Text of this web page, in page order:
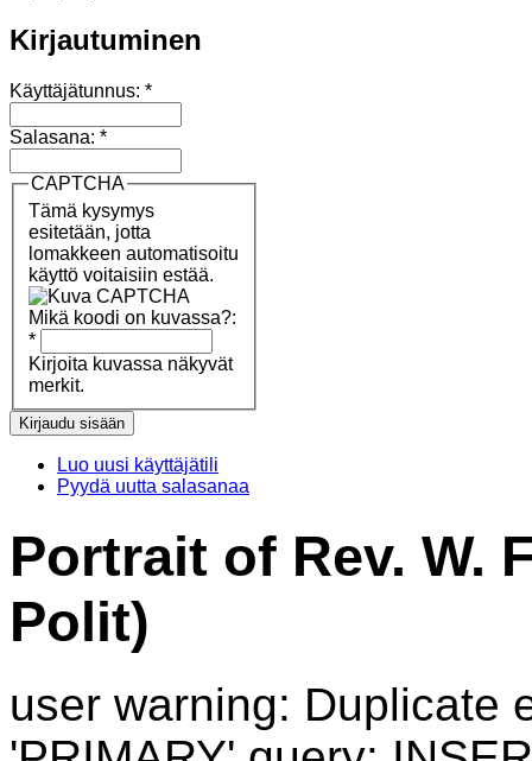
Kirjautuminen
Käyttäjätunnus: *
Salasana: *
CAPTCHA
Tämä kysymys
esitetään, jotta
lomakkeen automatisoitu
käyttö voitaisiin estää.
Mikä koodi on kuvassa?:
*
Kirjoita kuvassa näkyvät
merkit.
Luo uusi käyttäjätili
Pyydä uutta salasanaa
Portrait of Rev. W.
Polit)
user warning: Duplicate